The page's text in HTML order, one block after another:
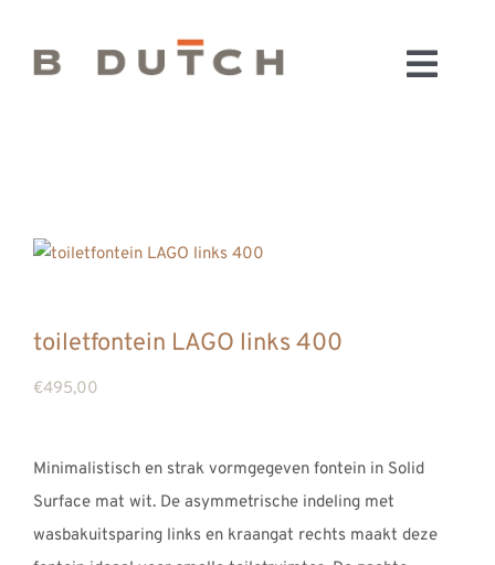
inhoud
WEBSHOP
BLOG
REVIEWS
toiletfontein LAGO links 400
€495,00
Minimalistisch en strak vormgegeven fontein in Solid
Surface mat wit. De asymmetrische indeling met
wasbakuitsparing links en kraangat rechts maakt deze